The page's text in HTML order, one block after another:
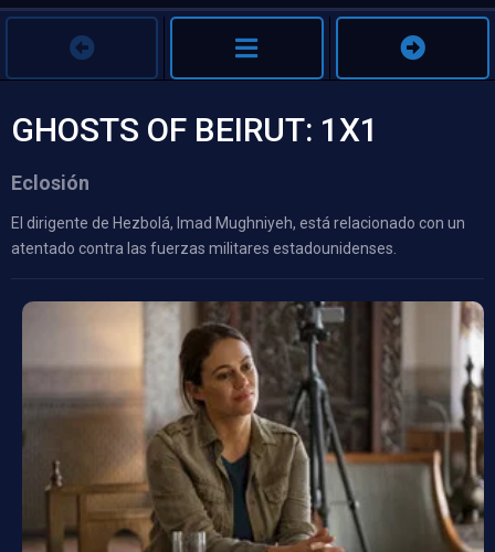
GHOSTS OF BEIRUT: 1X1
Eclosión
El dirigente de Hezbolá, Imad Mughniyeh, está relacionado con un
atentado contra las fuerzas militares estadounidenses.